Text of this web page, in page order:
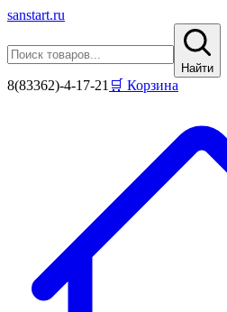
sanstart.ru
Найти
8(83362)-4-17-21 🛒 Корзина